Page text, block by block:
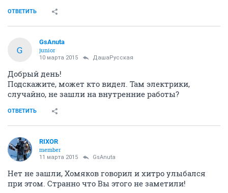
ОТВЕТИТЬ
G
GsAnuta
junior
10 марта 2015 ДашаРусская
Добрый день!
Подскажите, может кто видел. Там электрики,
случайно, не зашли на внутренние работы?
ОТВЕТИТЬ
RIXOR
member
11 марта 2015 GsAnuta
Нет не зашли, Хомяков говорил и хитро улыбался
при этом. Странно что Вы этого не заметили!